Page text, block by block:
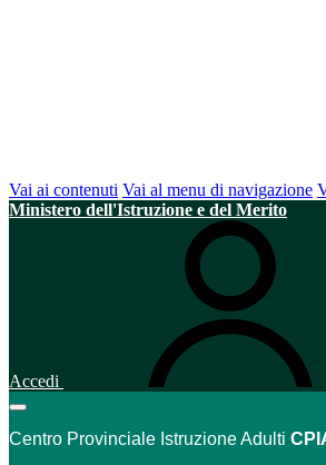
Vai ai contenuti Vai al menu di navigazione
Ministero dell'Istruzione e del Merito
Accedi
Centro Provinciale Istruzione Adulti